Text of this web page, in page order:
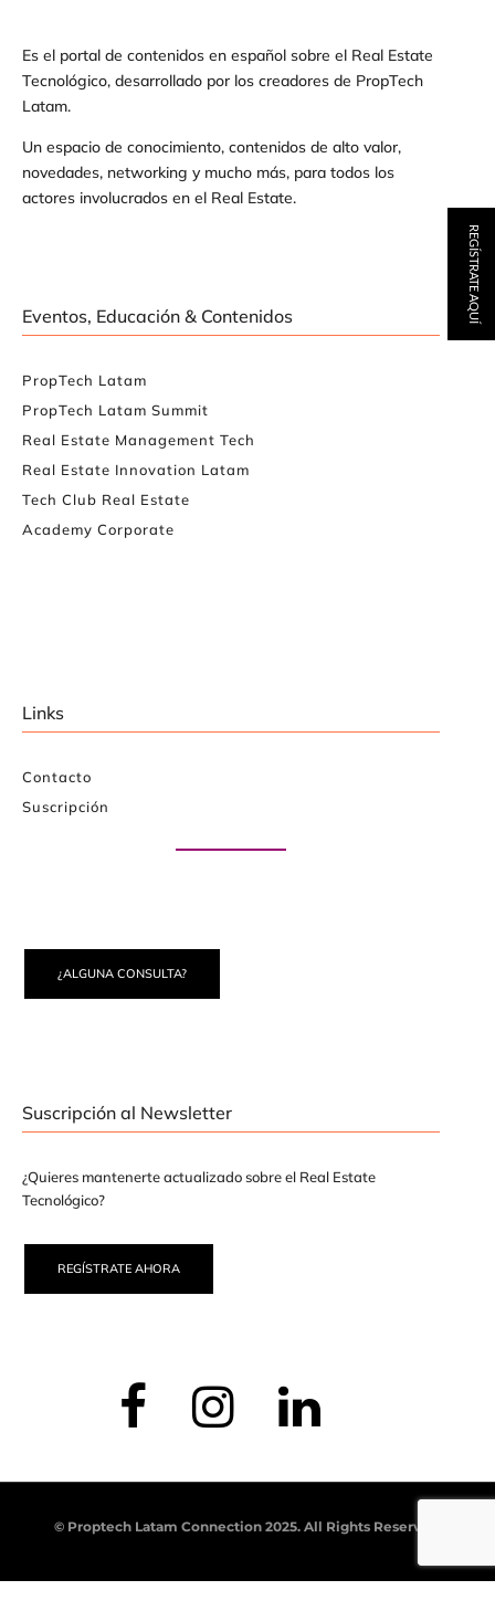
Es el portal de contenidos en español sobre el Real Estate
Tecnológico, desarrollado por los creadores de PropTech
Latam.
Un espacio de conocimiento, contenidos de alto valor,
novedades, networking y mucho más, para todos los
actores involucrados en el Real Estate.
Eventos, Educación & Contenidos
PropTech Latam
PropTech Latam Summit
Real Estate Management Tech
Real Estate Innovation Latam
Tech Club Real Estate
Academy Corporate
Links
Contacto
Suscripción
¿ALGUNA CONSULTA?
Suscripción al Newsletter
¿Quieres mantenerte actualizado sobre el Real Estate
Tecnológico?
REGÍSTRATE AHORA
© Proptech Latam Connection 2025. All Rights Reserved.
REGÍSTRATE AQUÍ